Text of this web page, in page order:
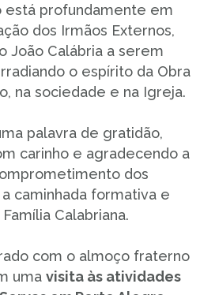
está profundamente em
dos Irmãos Externos,
João Calábria a serem
o espírito da Obra
na sociedade e na Igreja.
palavra de gratidão,
carinho e agradecendo a
dos
caminhada formativa e
Calabriana.
com o almoço fraterno
uma visita às atividades